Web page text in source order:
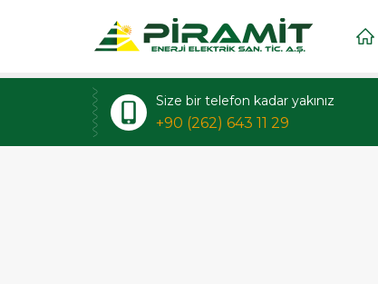
Size bir telefon kadar yakınız
+90 (262) 643 11 29